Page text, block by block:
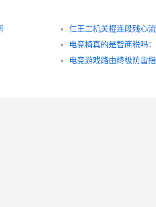
仁王二机关棍连段残心
电竞椅真的是智商税吗
电竞游戏路由终极防雷